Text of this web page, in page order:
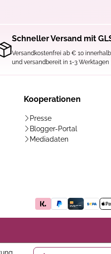
Schneller Versand mit
Versandkostenfrei ab € 10
und versandbereit in 1-3 Werktagen
Kooperationen
Presse
Blogger-Portal
Mediadaten